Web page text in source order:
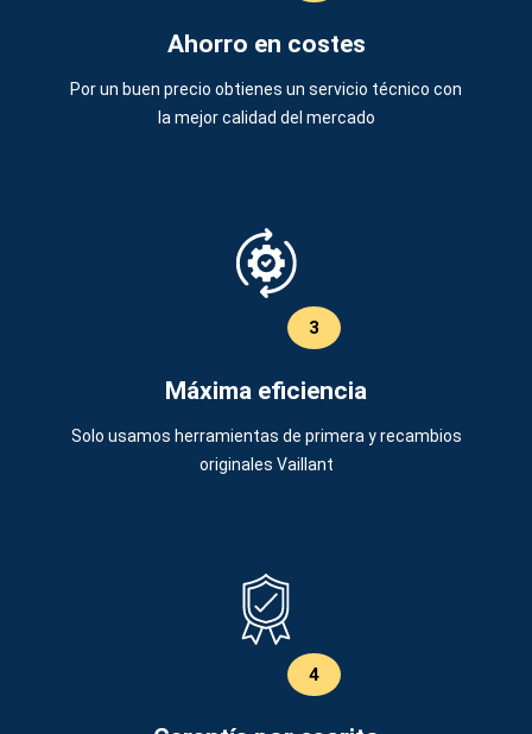
Ahorro en costes
Por un buen precio obtienes un servicio técnico con
la mejor calidad del mercado
3
Máxima eficiencia
Solo usamos herramientas de primera y recambios
originales Vaillant
4